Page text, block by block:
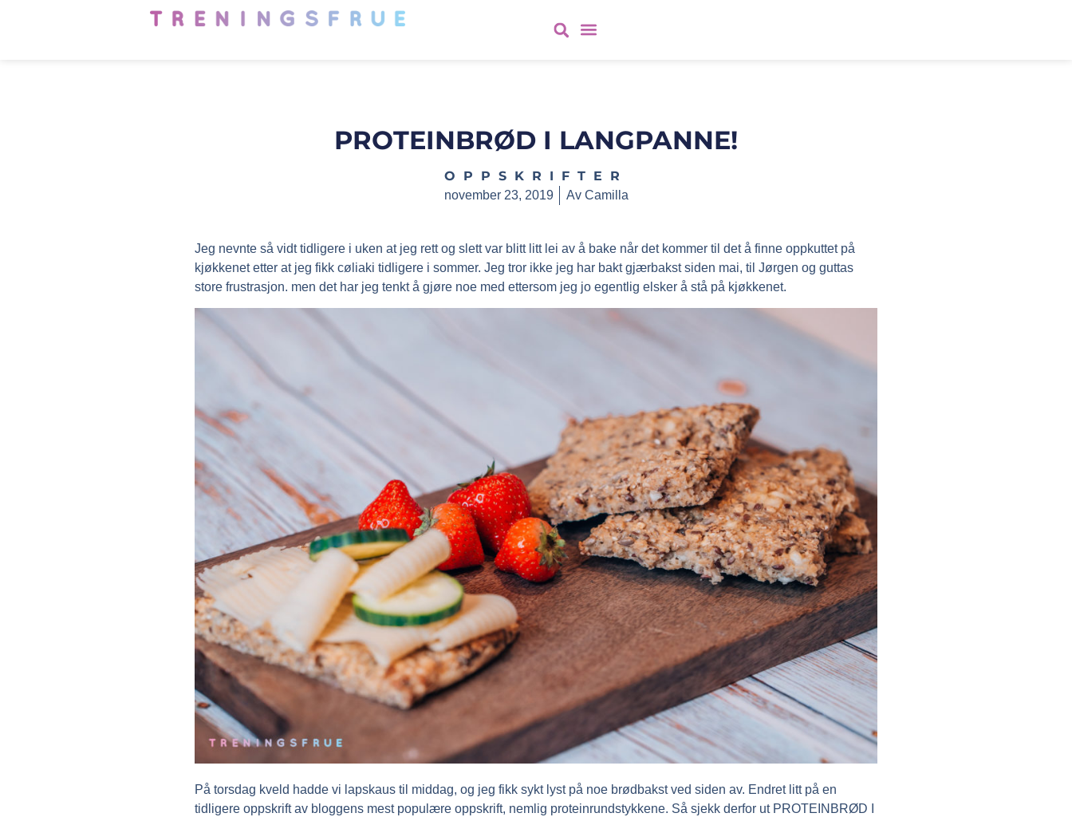
PROTEINBRØD I LANGPANNE!
OPPSKRIFTER
november 23, 2019 AvCamilla
Jeg nevnte så vidt tidligere i uken at jeg rett og slett var blitt litt lei av å bake når det kommer til det å finne oppkuttet på
kjøkkenet etter at jeg fikk cøliaki tidligere i sommer. Jeg tror ikke jeg har bakt gjærbakst siden mai, til Jørgen og guttas
store frustrasjon. men det har jeg tenkt å gjøre noe med ettersom jeg jo egentlig elsker å stå på kjøkkenet.
På torsdag kveld hadde vi lapskaus til middag, og jeg fikk sykt lyst på noe brødbakst ved siden av. Endret litt på en
tidligere oppskrift av bloggens mest populære oppskrift, nemlig proteinrundstykkene. Så sjekk derfor ut PROTEINBRØD I